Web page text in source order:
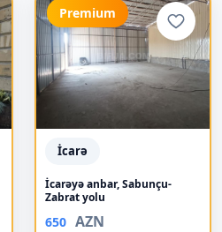
Premium
İcarə
İcarəyə anbar, Sabunçu-
Zabrat yolu
650 AZN